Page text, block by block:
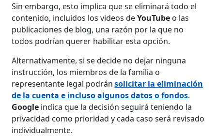
Sin embargo, esto implica que se eliminará todo el
contenido, incluidos los videos deYouTube o las
publicaciones de blog, una razón por la que no
todos podrían querer habilitar esta opción.
Alternativamente, si se decide no dejar ninguna
instrucción, los miembros de la familia o
representante legal podránsolicitar la eliminación
de la cuenta e incluso algunos datos o fondos.
Google indica que la decisión seguirá teniendo la
privacidad como prioridad y cada caso será revisado
individualmente.